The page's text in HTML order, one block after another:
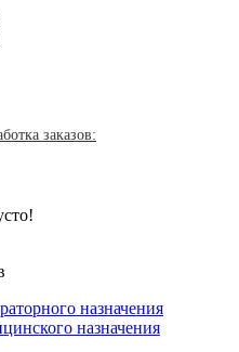
заказов:
назначения
назначения